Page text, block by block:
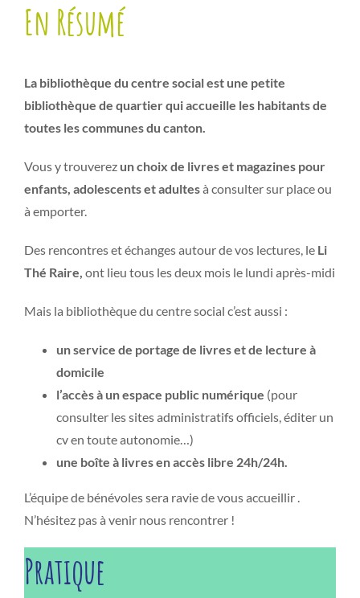
En Résumé
La bibliothèque du centre social est une petite
bibliothèque de quartier qui accueille les habitants de
toutes les communes du canton.
Vous y trouverez un choix de livres et magazines pour
enfants, adolescents et adultesà consulter sur place ou
à emporter.
Des rencontres et échanges autour de vos lectures, le Li
Thé Raire, ont lieu tous les deux mois le lundi après-midi
Mais la bibliothèque du centre social c’est aussi :
un service de portage de livres et de lecture à
domicile
l’accès à un espace public numérique (pour
consulter les sites administratifs officiels, éditer un
cv en toute autonomie…)
une boîte à livres en accès libre 24h/24h.
L’équipe de bénévoles sera ravie de vous accueillir .
N’hésitez pas à venir nous rencontrer !
Pratique